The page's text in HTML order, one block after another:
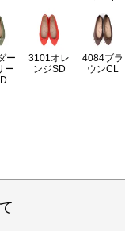
ー
ー
3101オレ
ンジSD
4084ブラ
ウンCL